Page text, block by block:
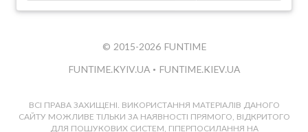
© 2015-2026 FUNTIME
FUNTIME.KYIV.UA • FUNTIME.KIEV.UA
ВСІ ПРАВА ЗАХИЩЕНІ. ВИКОРИСТАННЯ МАТЕРІАЛІВ ДАНОГО
САЙТУ МОЖЛИВЕ ТІЛЬКИ ЗА НАЯВНОСТІ ПРЯМОГО, ВІДКРИТОГО
ДЛЯ ПОШУКОВИХ СИСТЕМ, ГІПЕРПОСИЛАННЯ НА